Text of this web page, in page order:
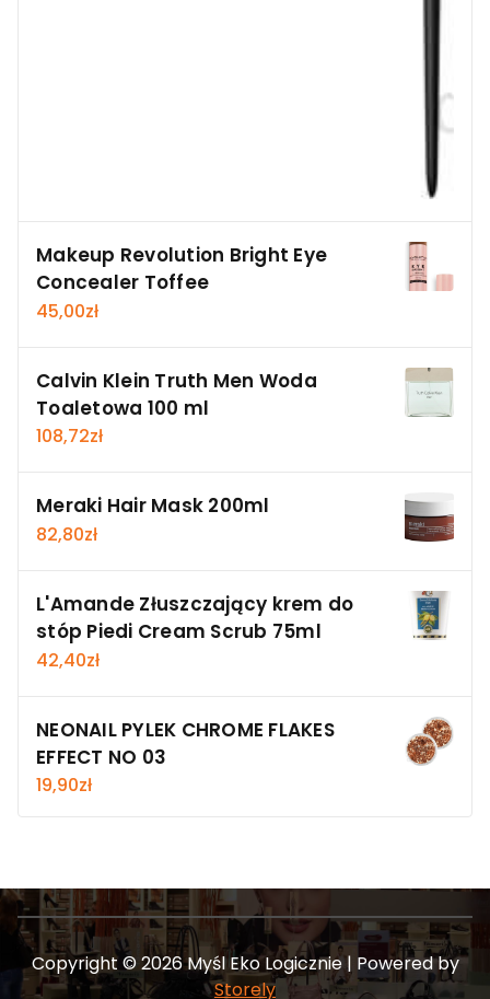
Makeup Revolution Bright Eye
Concealer Toffee
45,00zł
Calvin Klein Truth Men Woda
Toaletowa 100 ml
108,72zł
Meraki Hair Mask 200ml
82,80zł
L'Amande Złuszczający krem do
stóp Piedi Cream Scrub 75ml
42,40zł
NEONAIL PYLEK CHROME FLAKES
EFFECT NO 03
19,90zł
Copyright © 2026 Myśl Eko Logicznie | Powered by
Storely